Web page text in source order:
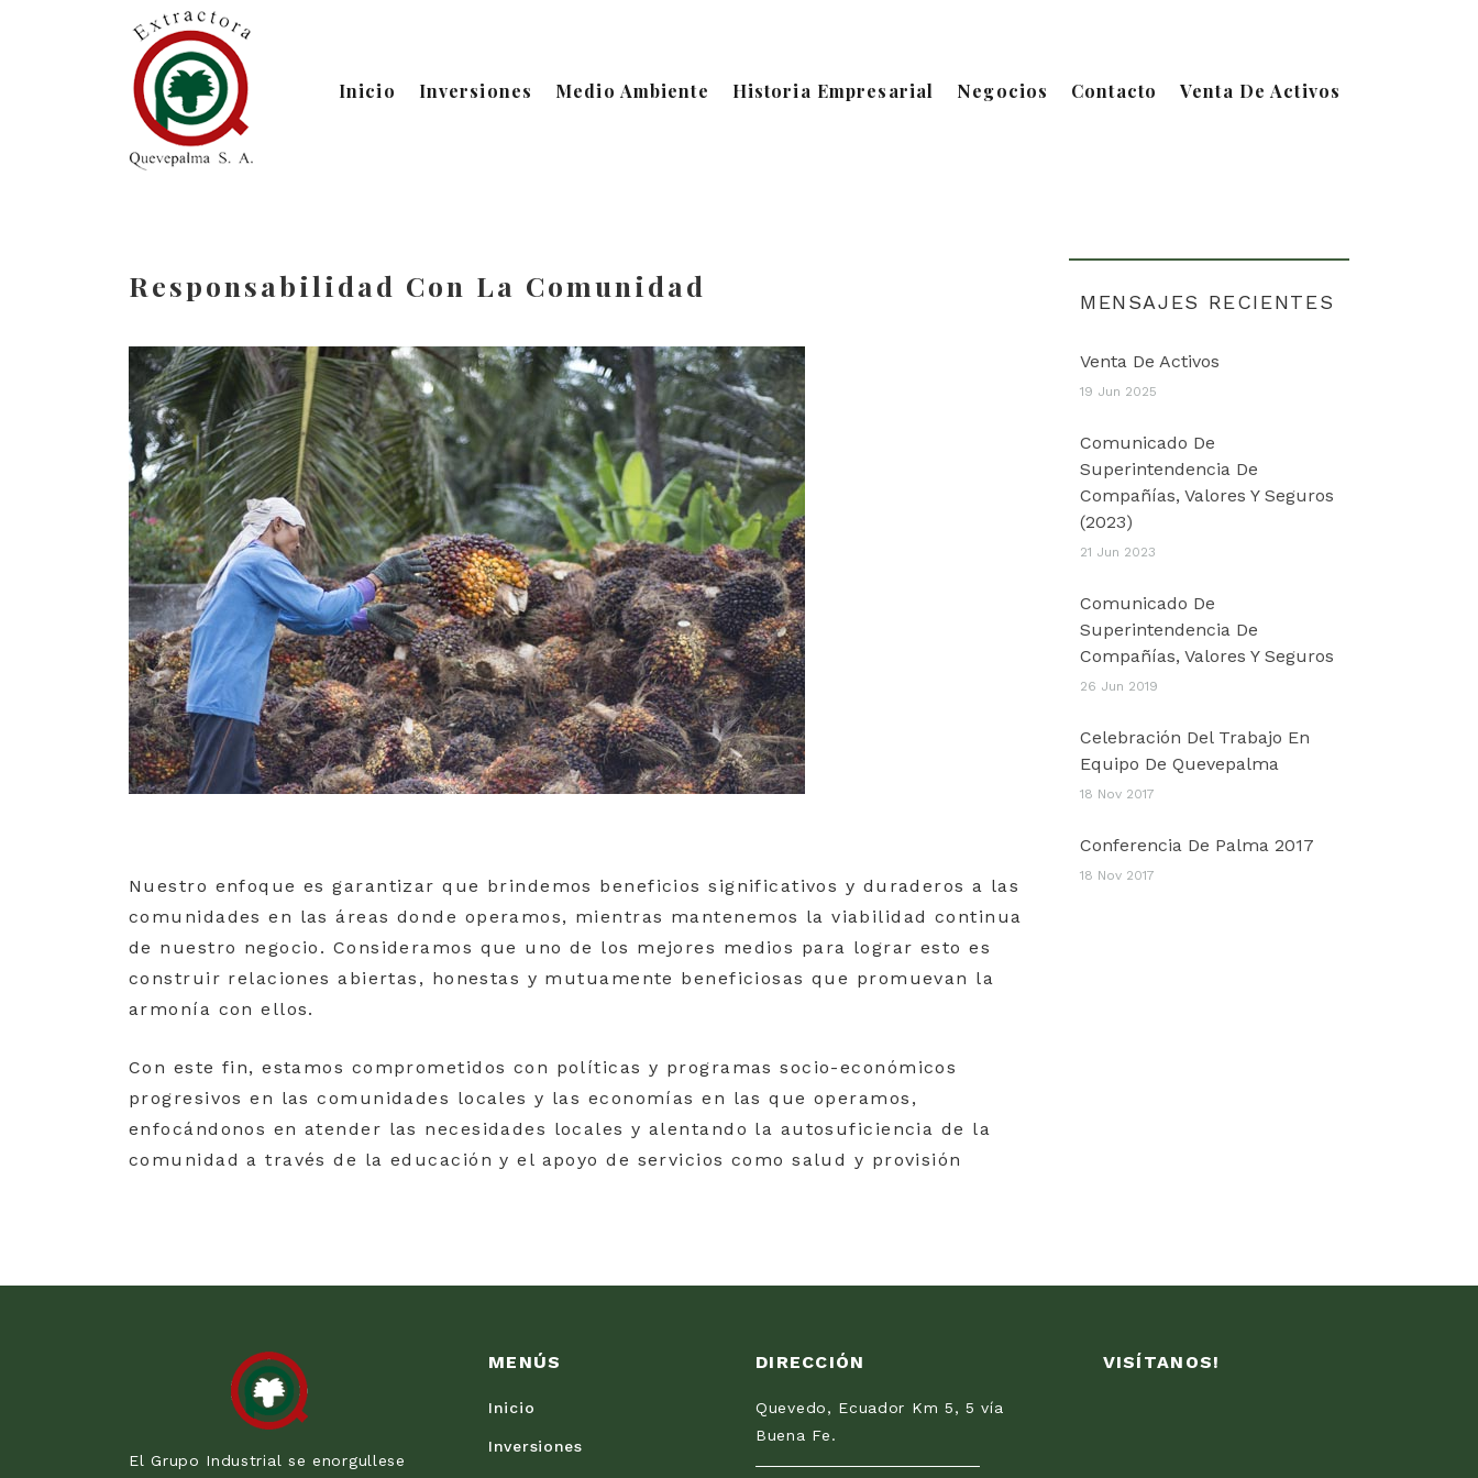
Inicio Inversiones Medio Ambiente Historia Empresarial Negocios Contacto Venta De Activos
Responsabilidad Con La Comunidad
Nuestro enfoque es garantizar que brindemos beneficios significativos y duraderos a las
comunidades en las áreas donde operamos, mientras mantenemos la viabilidad continua
de nuestro negocio. Consideramos que uno de los mejores medios para lograr esto es
construir relaciones abiertas, honestas y mutuamente beneficiosas que promuevan la
armonía con ellos.
Con este fin, estamos comprometidos con políticas y programas socio-económicos
progresivos en las comunidades locales y las economías en las que operamos,
enfocándonos en atender las necesidades locales y alentando la autosuficiencia de la
comunidad a través de la educación y el apoyo de servicios como salud y provisión
MENSAJES RECIENTES
Venta De Activos
19 Jun 2025
Comunicado De
Superintendencia De
Compañías, Valores Y Seguros
(2023)
21 Jun 2023
Comunicado De
Superintendencia De
Compañías, Valores Y Seguros
26 Jun 2019
Celebración Del Trabajo En
Equipo De Quevepalma
18 Nov 2017
Conferencia De Palma 2017
18 Nov 2017
El Grupo Industrial se enorgullese
MENÚS
Inicio
Inversiones
DIRECCIÓN
Quevedo, Ecuador Km 5, 5 vía
Buena Fe.
VISÍTANOS!